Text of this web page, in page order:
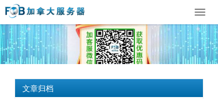
文章归档